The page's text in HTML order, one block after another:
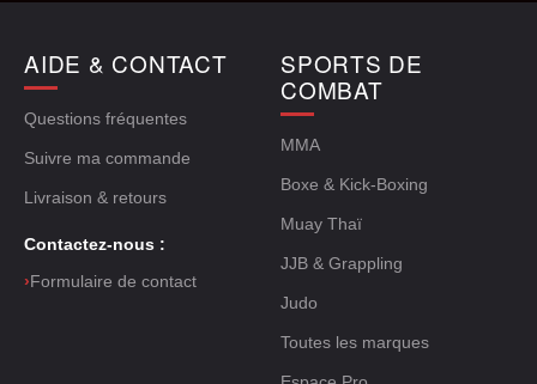
AIDE & CONTACT
Questions fréquentes
Suivre ma commande
Livraison & retours
Contactez-nous :
›Formulaire de contact
SPORTS DE
COMBAT
MMA
Boxe & Kick-Boxing
Muay Thaï
JJB & Grappling
Judo
Toutes les marques